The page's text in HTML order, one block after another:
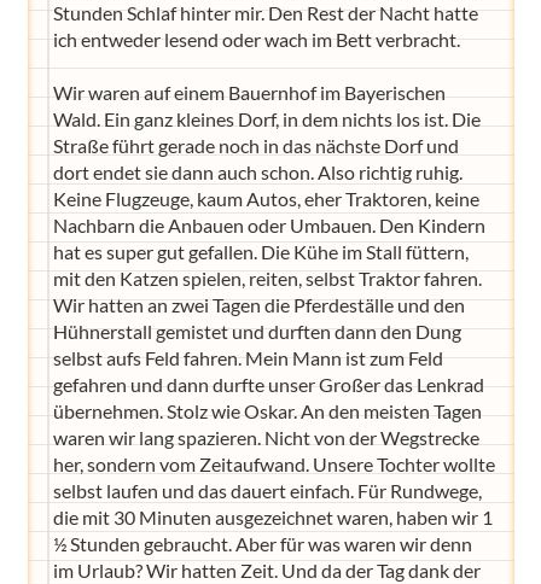
Stunden Schlaf hinter mir. Den Rest der Nacht hatte
ich entweder lesend oder wach im Bett verbracht.
Wir waren auf einem Bauernhof im Bayerischen
Wald. Ein ganz kleines Dorf, in dem nichts los ist. Die
Straße führt gerade noch in das nächste Dorf und
dort endet sie dann auch schon. Also richtig ruhig.
Keine Flugzeuge, kaum Autos, eher Traktoren, keine
Nachbarn die Anbauen oder Umbauen. Den Kindern
hat es super gut gefallen. Die Kühe im Stall füttern,
mit den Katzen spielen, reiten, selbst Traktor fahren.
Wir hatten an zwei Tagen die Pferdeställe und den
Hühnerstall gemistet und durften dann den Dung
selbst aufs Feld fahren. Mein Mann ist zum Feld
gefahren und dann durfte unser Großer das Lenkrad
übernehmen. Stolz wie Oskar. An den meisten Tagen
waren wir lang spazieren. Nicht von der Wegstrecke
her, sondern vom Zeitaufwand. Unsere Tochter wollte
selbst laufen und das dauert einfach. Für Rundwege,
die mit 30 Minuten ausgezeichnet waren, haben wir 1
½ Stunden gebraucht. Aber für was waren wir denn
im Urlaub? Wir hatten Zeit. Und da der Tag dank der